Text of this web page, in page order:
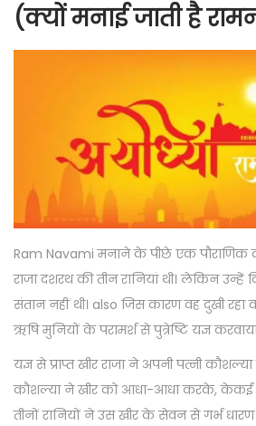
(क्यों मनाई जाती है
Ram Navami मनाने के पीछे एक पौराणिक
राजा दशरथ की तीन रानियां थी। लेकिन उन्हें
संतान नहीं थी। also जिस कारण वह दुखी
ऋषि मुनियों के परामर्श से पुत्रेष्टि यज्ञ
यज्ञ से प्राप्त खीर राजा ने अपनी पत्नी
कौशल्या ने खीर को आधा-आधा करके, केकई
तीनों रानियों ने उस खीर के सेवन से गर्भ धारण